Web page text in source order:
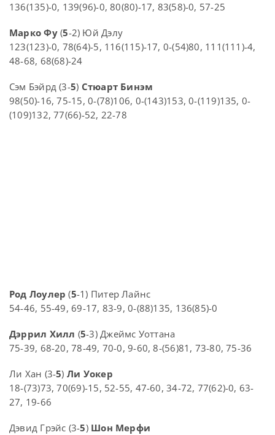
136(135)-0, 139(96)-0, 80(80)-17, 83(58)-0, 57-25
Марко Фу(5-2) Юй Дэлу
123(123)-0, 78(64)-5, 116(115)-17, 0-(54)80, 111(111)-4,
48-68, 68(68)-24
Сэм Бэйрд (3-5) Стюарт Бинэм
98(50)-16, 75-15, 0-(78)106, 0-(143)153, 0-(119)135, 0-
(109)132, 77(66)-52, 22-78
Род Лоулер (5-1) Питер Лайнс
54-46, 55-49, 69-17, 83-9, 0-(88)135, 136(85)-0
Дэррил Хилл (5-3) Джеймс Уоттана
75-39, 68-20, 78-49, 70-0, 9-60, 8-(56)81, 73-80, 75-36
Ли Хан (3-5) Ли Уокер
18-(73)73, 70(69)-15, 52-55, 47-60, 34-72, 77(62)-0, 63-
27, 19-66
Дэвид Грэйс (3-5) Шон Мерфи